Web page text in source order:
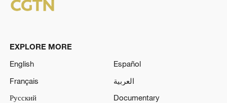
EXPLORE MORE
English
Español
Français
العربية
Русский
Documentary